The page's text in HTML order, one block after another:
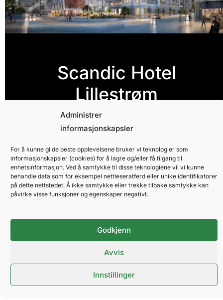
Administrer
informasjonskapsler
For å kunne gi de beste opplevelsene bruker vi teknologier som
informasjonskapsler (cookies) for å lagre og/eller få tilgang til
enhetsinformasjon. Ved å samtykke til disse teknologiene vil vi kunne
behandle data som for eksempel nettleseratferd eller unike identifikatorer
på dette nettstedet. Å ikke samtykke eller trekke tilbake samtykke kan
påvirke visse funksjoner og egenskaper negativt.
Godkjenn
Avvis
Innstillinger
Scandic Hotel
Lillestrøm
Fra Scandic Hotel Lillestrøm er det bare noen
meter til Lillestrøm stasjon med hyppige
togavganger både til Oslo og Oslo Lufthavn
Gardermoen.
Scandic Hotel Lillestrøm. Tel: +47 23 00 23 00
Book overnatting på Scandic Hotel Lillestrøm